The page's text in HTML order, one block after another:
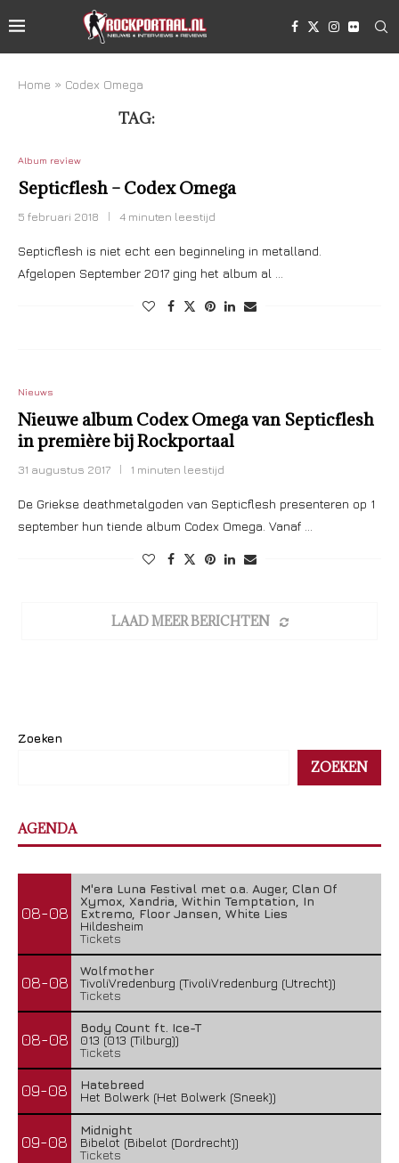
Home » Codex Omega
TAG:
Album review
Septicflesh – Codex Omega
5 februari 2018 4 minuten leestijd
Septicflesh is niet echt een beginneling in metalland.
Afgelopen September 2017 ging het album al …
Nieuws
Nieuwe album Codex Omega van Septicflesh
in première bij Rockportaal
31 augustus 2017 1 minuten leestijd
De Griekse deathmetalgoden van Septicflesh presenteren op 1
september hun tiende album Codex Omega. Vanaf …
LAAD MEER BERICHTEN
Zoeken
ZOEKEN
AGENDA
08-08
M'era Luna Festival met o.a. Auger, Clan Of
Xymox, Xandria, Within Temptation, In
Extremo, Floor Jansen, White Lies
Hildesheim
Tickets
08-08
Wolfmother
TivoliVredenburg (TivoliVredenburg (Utrecht))
Tickets
08-08
Body Count ft. Ice-T
013 (013 (Tilburg))
Tickets
09-08
Hatebreed
Het Bolwerk (Het Bolwerk (Sneek))
09-08
Midnight
Bibelot (Bibelot (Dordrecht))
Tickets